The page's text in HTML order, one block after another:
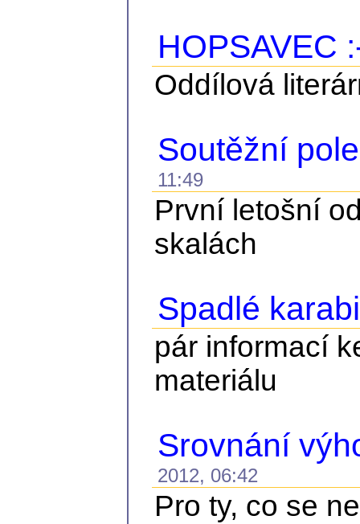
HOPSAVEC
Oddílová
Soutěžní
11:49
První letošní
skalách
Spadlé
pár informací
materiálu
Srovnání
2012, 06:42
Pro ty, co se